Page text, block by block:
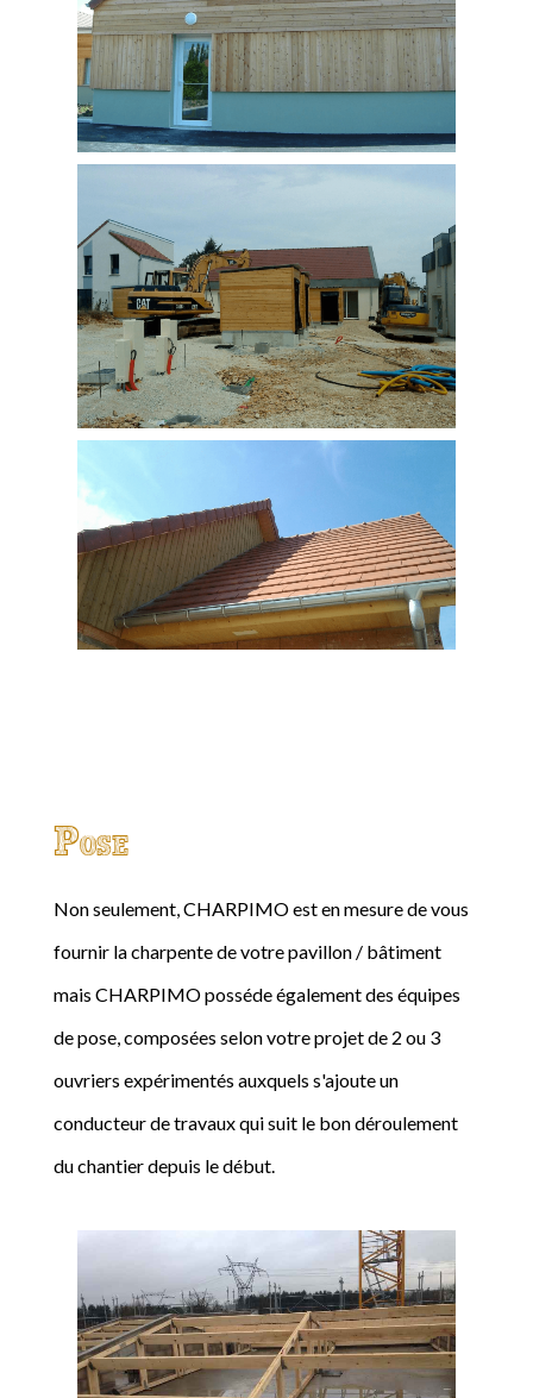
Pose
Non seulement, CHARPIMO est en mesure de vous
fournir la charpente de votre pavillon / bâtiment
mais CHARPIMO posséde également des équipes
de pose, composées selon votre projet de 2 ou 3
ouvriers expérimentés auxquels s'ajoute un
conducteur de travaux qui suit le bon déroulement
du chantier depuis le début.